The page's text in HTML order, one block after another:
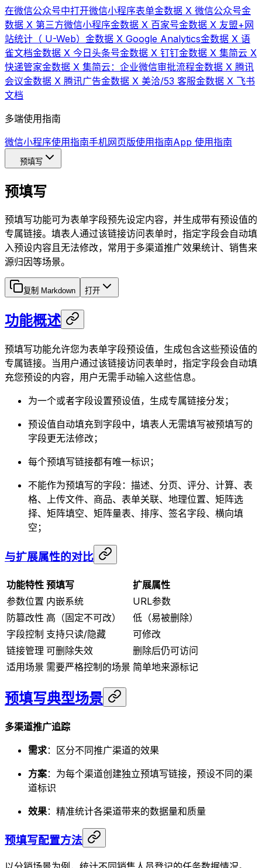
在微信公众号中打开微信小程序表单金数据 X 微信公众号金
数据 X 第三方微信小程序金数据 X 百家号金数据 X 友盟+网
站统计（ U-Web） 金数据 X Google Analytics金数据 X 语
雀文档金数据 X 今日头条号金数据 X 钉钉金数据 X 集简云 X
快递管家金数据 X 集简云：企业微信审批流程金数据 X 腾讯
会议金数据 X 腾讯广告金数据 X 美洽/53 客服金数据 X 飞书
文档
多端使用指南
微信小程序使用指南手机网页版使用指南App 使用指南
预填写
预填写
预填写功能可为表单字段预先设定内容，并生成带有预设值的
专属链接。填表人通过该链接访问表单时，指定字段会自动填
入预设内容且无法修改，常用于多渠道推广效果统计、销售来
源归因等场景。
复制 Markdown 打开
功能概述
预填写功能允许您为表单字段预设值，生成包含这些预设值的
专属链接。当用户通过该链接访问表单时，指定字段会自动填
充您预设的内容，用户无需手动输入这些信息。
为一个或者字段设置预设值，生成专属链接分发；
预设值自动填充到字段中，填表人无需填写被预填写的
字段更无法修改；
每个预填写链接都有唯一标识；
不能作为预填写的字段：描述、分页、评分、计算、表
格、上传文件、商品、表单关联、地理位置、矩阵选
择、矩阵填空、矩阵量表、排序、签名字段、横向填
空；
与扩展属性的对比
功能特性 预填写
扩展属性
参数位置 内嵌系统
URL参数
防篡改性 高（固定不可改）
低（易被删除）
字段控制 支持只读/隐藏
可修改
链接管理 可删除失效
删除后仍可访问
适用场景 需要严格控制的场景 简单地来源标记
预填写典型场景
多渠道推广追踪
需求：区分不同推广渠道的效果
方案：为每个渠道创建独立预填写链接，预设不同的渠
道标识
效果：精准统计各渠道带来的数据量和质量
预填写配置方法